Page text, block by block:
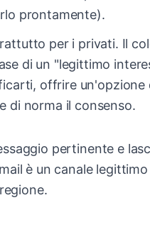
prontamente).
per i privati. Il
di un "legittimo
offrire
di norma il consenso.
pertinente e
è un canale